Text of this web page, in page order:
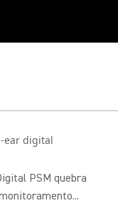
ear digital
PSM quebra